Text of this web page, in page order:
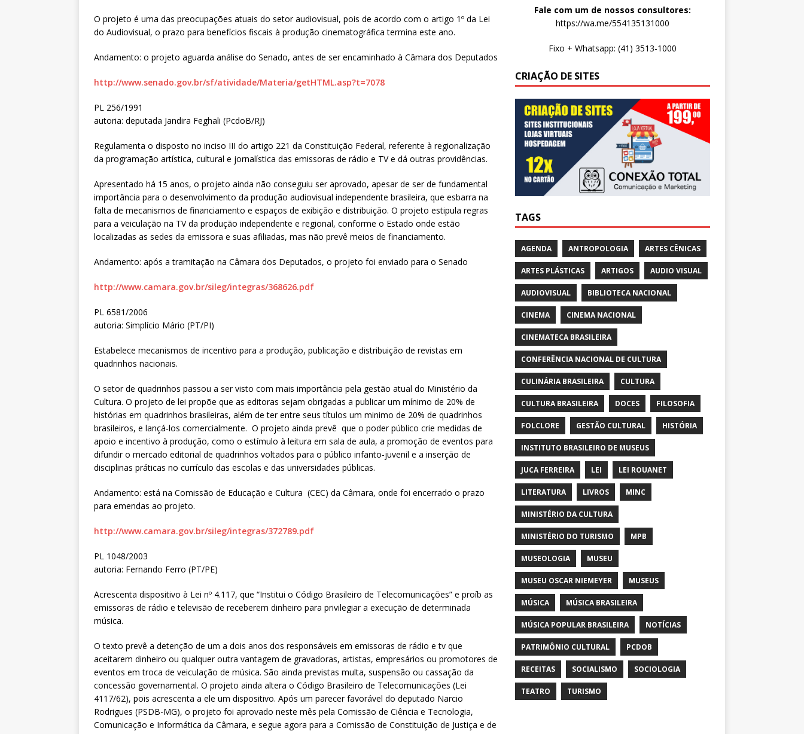
O projeto é uma das preocupações atuais do setor audiovisual, pois de acordo com o artigo 1º da Lei
do Audiovisual, o prazo para benefícios fiscais à produção cinematográfica termina este ano.
Andamento: o projeto aguarda análise do Senado, antes de ser encaminhado à Câmara dos Deputados
http://www.senado.gov.br/sf/atividade/Materia/getHTML.asp?t=7078
PL 256/1991
autoria: deputada Jandira Feghali (PcdoB/RJ)
Regulamenta o disposto no inciso III do artigo 221 da Constituição Federal, referente à regionalização
da programação artística, cultural e jornalística das emissoras de rádio e TV e dá outras providências.
Apresentado há 15 anos, o projeto ainda não conseguiu ser aprovado, apesar de ser de fundamental
importância para o desenvolvimento da produção audiovisual independente brasileira, que esbarra na
falta de mecanismos de financiamento e espaços de exibição e distribuição. O projeto estipula regras
para a veiculação na TV da produção independente e regional, conforme o Estado onde estão
localizadas as sedes da emissora e suas afiliadas, mas não prevê meios de financiamento.
Andamento: após a tramitação na Câmara dos Deputados, o projeto foi enviado para o Senado
http://www.camara.gov.br/sileg/integras/368626.pdf
PL 6581/2006
autoria: Simplício Mário (PT/PI)
Estabelece mecanismos de incentivo para a produção, publicação e distribuição de revistas em
quadrinhos nacionais.
O setor de quadrinhos passou a ser visto com mais importância pela gestão atual do Ministério da
Cultura. O projeto de lei propõe que as editoras sejam obrigadas a publicar um mínimo de 20% de
histórias em quadrinhos brasileiras, além de ter entre seus títulos um minimo de 20% de quadrinhos
brasileiros, e lançá-los comercialmente. O projeto ainda prevê que o poder público crie medidas de
apoio e incentivo à produção, como o estímulo à leitura em sala de aula, a promoção de eventos para
difundir o mercado editorial de quadrinhos voltados para o público infanto-juvenil e a inserção de
disciplinas práticas no currículo das escolas e das universidades públicas.
Andamento: está na Comissão de Educação e Cultura (CEC) da Câmara, onde foi encerrado o prazo
para emendas ao projeto.
http://www.camara.gov.br/sileg/integras/372789.pdf
PL 1048/2003
autoria: Fernando Ferro (PT/PE)
Acrescenta dispositivo à Lei nº 4.117, que “Institui o Código Brasileiro de Telecomunicações” e proíb as
emissoras de rádio e televisão de receberem dinheiro para privilegiar a execução de determinada
música.
O texto prevê a detenção de um a dois anos dos responsáveis em emissoras de rádio e tv que
aceitarem dinheiro ou qualquer outra vantagem de gravadoras, artistas, empresários ou promotores de
eventos em troca de veiculação de música. São ainda previstas multa, suspensão ou cassação da
concessão governamental. O projeto ainda altera o Código Brasileiro de Telecomunicações (Lei
4117/62), pois acrescenta a ele um dispositivo. Após um parecer favorável do deputado Narcio
Rodrigues (PSDB-MG), o projeto foi aprovado neste mês pela Comissão de Ciência e Tecnologia,
Comunicação e Informática da Câmara, e segue agora para a Comissão de Constituição de Justiça e de
Fale com um de nossos consultores:
https://wa.me/554135131000
Fixo + Whatsapp: (41) 3513-1000
CRIAÇÃO DE SITES
TAGS
AGENDA ANTROPOLOGIA ARTES CÊNICAS
ARTES PLÁSTICAS ARTIGOS AUDIO VISUAL
AUDIOVISUAL BIBLIOTECA NACIONAL
CINEMA CINEMA NACIONAL
CINEMATECA BRASILEIRA
CONFERÊNCIA NACIONAL DE CULTURA
CULINÁRIA BRASILEIRA CULTURA
CULTURA BRASILEIRA DOCES FILOSOFIA
FOLCLORE GESTÃO CULTURAL HISTÓRIA
INSTITUTO BRASILEIRO DE MUSEUS
JUCA FERREIRA LEI LEI ROUANET
LITERATURA LIVROS MINC
MINISTÉRIO DA CULTURA
MINISTÉRIO DO TURISMO MPB
MUSEOLOGIA MUSEU
MUSEU OSCAR NIEMEYER MUSEUS
MÚSICA MÚSICA BRASILEIRA
MÚSICA POPULAR BRASILEIRA NOTÍCIAS
PATRIMÔNIO CULTURAL PCDOB
RECEITAS SOCIALISMO SOCIOLOGIA
TEATRO TURISMO